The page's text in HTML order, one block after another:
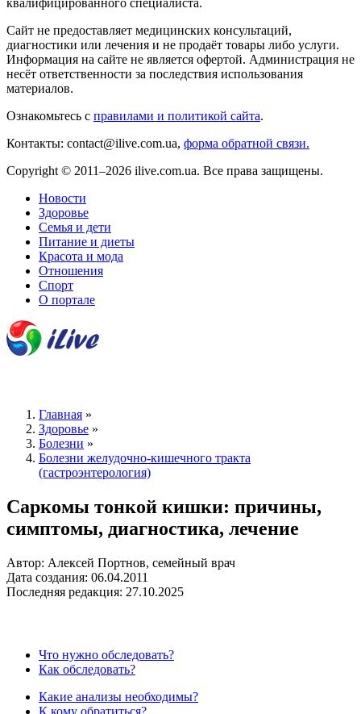
квалифицированного специалиста.
Сайт не предоставляет медицинских консультаций,
диагностики или лечения и не продаёт товары либо услуги.
Информация на сайте не является офертой. Администрация не
несёт ответственности за последствия использования
материалов.
Ознакомьтесь с правилами и политикой сайта.
Контакты: contact@ilive.com.ua, форма обратной связи.
Copyright © 2011–2026 ilive.com.ua. Все права защищены.
Новости
Здоровье
Семья и дети
Питание и диеты
Красота и мода
Отношения
Спорт
О портале
Главная »
Здоровье »
Болезни »
Болезни желудочно-кишечного тракта
(гастроэнтерология)
Саркомы тонкой кишки: причины,
симптомы, диагностика, лечение
Автор: Алексей Портнов, семейный врач
Дата создания: 06.04.2011
Последняя редакция: 27.10.2025
Что нужно обследовать?
Как обследовать?
Какие анализы необходимы?
К кому обратиться?